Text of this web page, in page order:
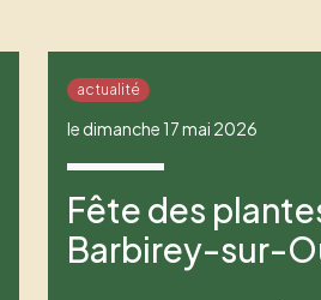
actualité
le dimanche 17 mai 2026
Fête des
Barbirey-sur-